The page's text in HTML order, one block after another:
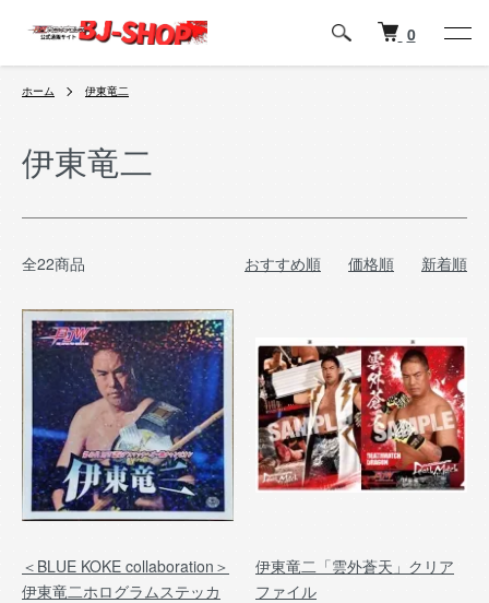
0
ホーム 伊東竜二
伊東竜二
全22商品 おすすめ順 価格順 新着順
＜BLUE KOKE collaboration＞
伊東竜二ホログラムステッカ
伊東竜二「雲外蒼天」クリア
ファイル